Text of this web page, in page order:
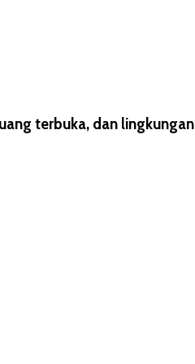
terbuka, dan lingkungan